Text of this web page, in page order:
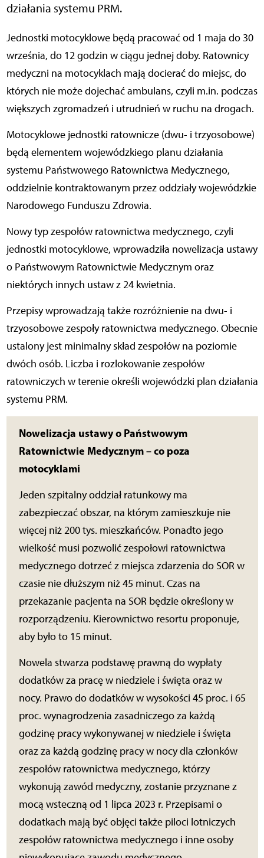
działania systemu PRM.
Jednostki motocyklowe będą pracować od 1 maja do 30
września, do 12 godzin w ciągu jednej doby. Ratownicy
medyczni na motocyklach mają docierać do miejsc, do
których nie może dojechać ambulans, czyli m.in. podczas
większych zgromadzeń i utrudnień w ruchu na drogach.
Motocyklowe jednostki ratownicze (dwu- i trzyosobowe)
będą elementem wojewódzkiego planu działania
systemu Państwowego Ratownictwa Medycznego,
oddzielnie kontraktowanym przez oddziały wojewódzkie
Narodowego Funduszu Zdrowia.
Nowy typ zespołów ratownictwa medycznego, czyli
jednostki motocyklowe, wprowadziła nowelizacja ustawy
o Państwowym Ratownictwie Medycznym oraz
niektórych innych ustaw z 24 kwietnia.
Przepisy wprowadzają także rozróżnienie na dwu- i
trzyosobowe zespoły ratownictwa medycznego. Obecnie
ustalony jest minimalny skład zespołów na poziomie
dwóch osób. Liczba i rozlokowanie zespołów
ratowniczych w terenie określi wojewódzki plan działania
systemu PRM.
Nowelizacja ustawy o Państwowym
Ratownictwie Medycznym – co poza
motocyklami
Jeden szpitalny oddział ratunkowy ma
zabezpieczać obszar, na którym zamieszkuje nie
więcej niż 200 tys. mieszkańców. Ponadto jego
wielkość musi pozwolić zespołowi ratownictwa
medycznego dotrzeć z miejsca zdarzenia do SOR w
czasie nie dłuższym niż 45 minut. Czas na
przekazanie pacjenta na SOR będzie określony w
rozporządzeniu. Kierownictwo resortu proponuje,
aby było to 15 minut.
Nowela stwarza podstawę prawną do wypłaty
dodatków za pracę w niedziele i święta oraz w
nocy. Prawo do dodatków w wysokości 45 proc. i 65
proc. wynagrodzenia zasadniczego za każdą
godzinę pracy wykonywanej w niedziele i święta
oraz za każdą godzinę pracy w nocy dla członków
zespołów ratownictwa medycznego, którzy
wykonują zawód medyczny, zostanie przyznane z
mocą wsteczną od 1 lipca 2023 r. Przepisami o
dodatkach mają być objęci także piloci lotniczych
zespołów ratownictwa medycznego i inne osoby